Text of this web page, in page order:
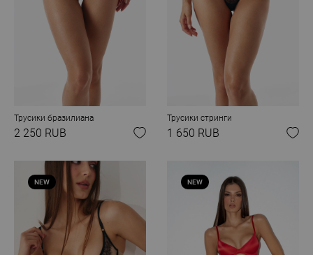
Трусики бразилиана
2 250 RUB
Трусики стринги
1 650 RUB
NEW NEW